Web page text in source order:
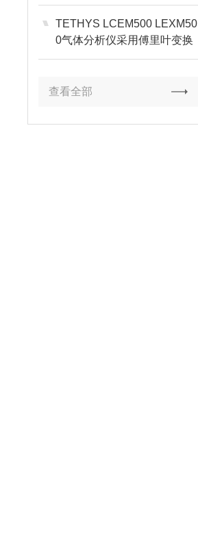
TETHYS LCEM500 LEXM50
0气体分析仪采用傅里叶变换
紫外差分光谱原理
查看全部